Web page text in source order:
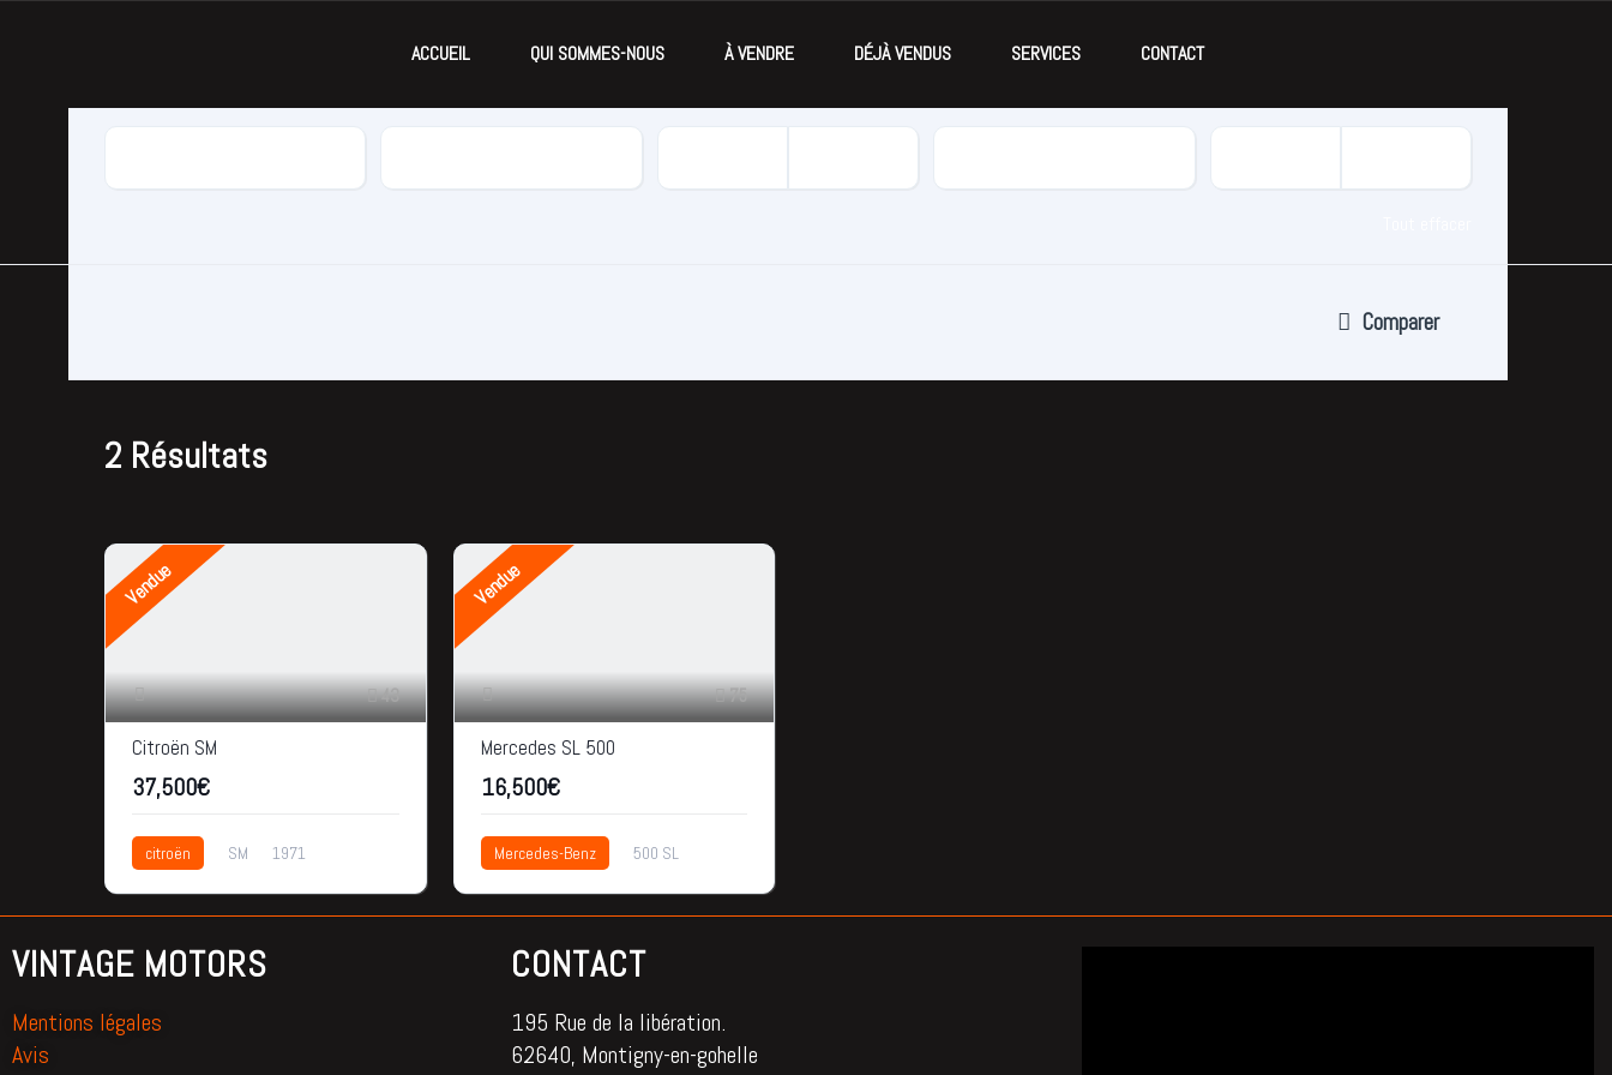
ACCUEIL QUI SOMMES-NOUS À VENDRE DÉJÀ VENDUS SERVICES CONTACT
Comparer
2 Résultats
Vendue
43
Citroën SM
37,500€
citroën SM
1971
Vendue
75
Mercedes SL 500
16,500€
Mercedes-Benz
500 SL
VINTAGE MOTORS
Mentions légales
Avis
CONTACT
195 Rue de la libération.
62640, Montigny-en-gohelle